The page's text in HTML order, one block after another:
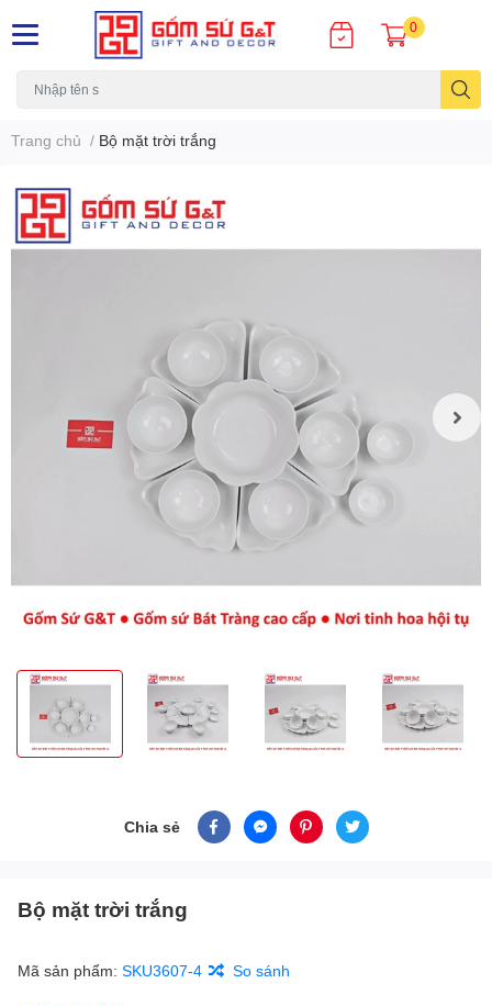
0
Trang chủ / Bộ mặt trời trắng
Chia sẻ
Bộ mặt trời trắng
Mã sản phẩm: SKU3607-4 So sánh